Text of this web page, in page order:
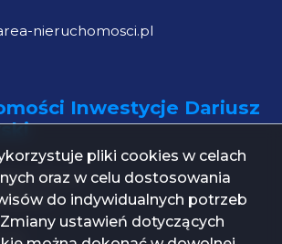
nieruchomosci.pl
Inwestycje Dariusz
1 lok. 21
pliki cookies w celach
oraz w celu dostosowania
do indywidualnych potrzeb
ustawień dotyczących